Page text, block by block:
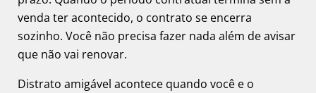
venda ter acontecido, o contrato se encerra
sozinho. Você não precisa fazer nada além de avisar
que não vai renovar.
Distrato amigável acontece quando você e o